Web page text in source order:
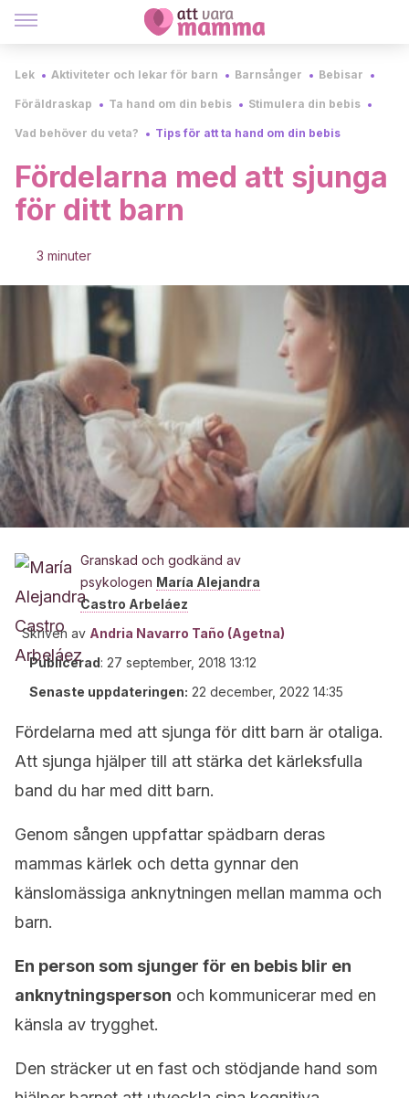
Lek Aktiviteter och lekar för barn Barnsånger Bebisar
Föräldraskap Ta hand om din bebis Stimulera din bebis
Vad behöver du veta? Tips för att ta hand om din bebis
Fördelarna med att sjunga
för ditt barn
3 minuter
Granskad och godkänd av
psykologen María Alejandra
Castro Arbeláez
Skriven av Andria Navarro Taño (Agetna)
Publicerad: 27 september, 2018 13:12
Senaste uppdateringen: 22 december, 2022 14:35
Fördelarna med att sjunga för ditt barn är otaliga.
Att sjunga hjälper till att stärka det kärleksfulla
band du har med ditt barn.
Genom sången uppfattar spädbarn deras
mammas kärlek och detta gynnar den
känslomässiga anknytningen mellan mamma och
barn.
En person som sjunger för en bebis blir en
anknytningsperson och kommunicerar med en
känsla av trygghet.
Den sträcker ut en fast och stödjande hand som